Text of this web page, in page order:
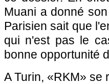
Muani a donné
Parisien sait que
qui n'est pas le
bonne opportunité
A Turin, «RKM» se